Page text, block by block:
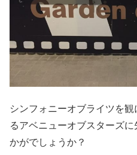
シンフォニーオブライツを
るアベニューオブスターズ
かがでしょうか？